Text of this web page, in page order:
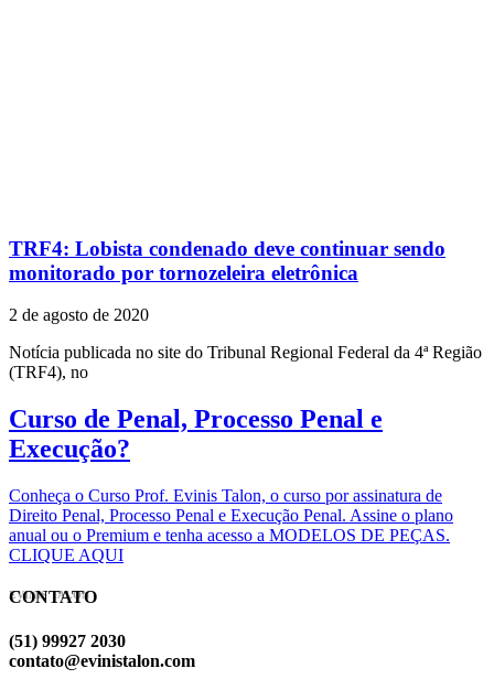
TRF4: Lobista condenado deve continuar sendo
monitorado por tornozeleira eletrônica
2 de agosto de 2020
Notícia publicada no site do Tribunal Regional Federal da 4ª Região
(TRF4), no
Curso de Penal, Processo Penal e
Execução?
Conheça o Curso Prof. Evinis Talon, o curso por assinatura de
Direito Penal, Processo Penal e Execução Penal. Assine o plano
anual ou o Premium e tenha acesso a MODELOS DE PEÇAS.
CLIQUE AQUI
EVINIS TALON
CONTATO
(51) 99927 2030
contato@evinistalon.com